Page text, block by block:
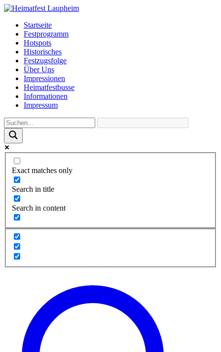
Startseite
Festprogramm
Hotspots
Historisches
Festzugsfolge
Über Uns
Impressionen
Heimatfestbusse
Informationen
Impressum
Exact matches only
Search in title
Search in content